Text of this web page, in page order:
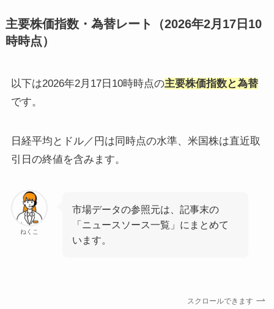
主要株価指数・為替レート（2026年2月17日10
時時点）
以下は2026年2月17日10時時点の主要株価指数と為替
です。
日経平均とドル／円は同時点の水準、米国株は直近取
引日の終値を含みます。
ねくこ
市場データの参照元は、記事末の
「ニュースソース一覧」にまとめて
います。
スクロールできます